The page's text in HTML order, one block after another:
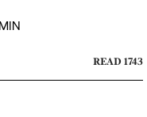
READ 1743